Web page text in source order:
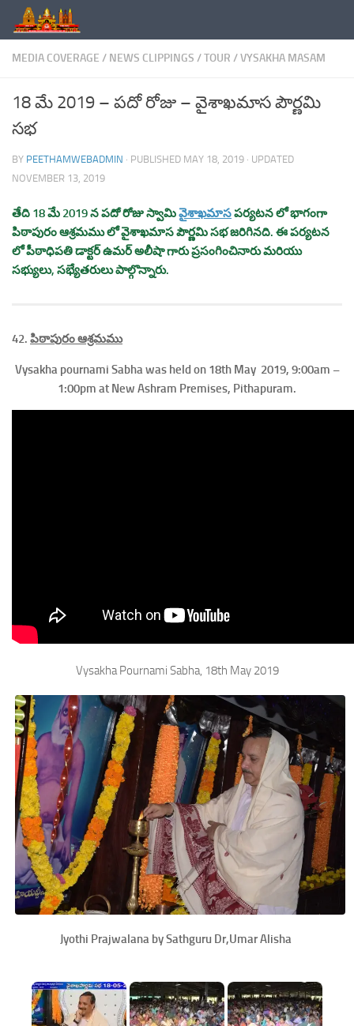
Skip to content
MEDIA COVERAGE / NEWS CLIPPINGS /TOUR /VYSAKHA MASAM
18 మే 2019 – పదో రోజు – వైశాఖమాస పౌర్ణమి
సభ
BY PEETHAMWEBADMIN · PUBLISHED MAY 18, 2019 · UPDATED
NOVEMBER 13, 2019
తేది 18 మే 2019 న పదో రోజు స్వామివైశాఖమాసపర్యటన లో భాగంగా
పిఠాపురం ఆశ్రమము లో వైశాఖమాస పౌర్ణమి సభ జరిగినది. ఈ పర్యటన
లో పీఠాధిపతి డాక్టర్ ఉమర్ అలీషా గారు ప్రసంగించినారు మరియు
సభ్యులు, సభ్యేతరులు పాల్గొన్నారు.
42. పిఠాపురం ఆశ్రమము
Vysakha pournami Sabha was held on 18th May 2019, 9:00am –
1:00pm at New Ashram Premises, Pithapuram.
Vysakha Pournami Sabha, 18th May 2019
Jyothi Prajwalana by Sathguru Dr,Umar Alisha